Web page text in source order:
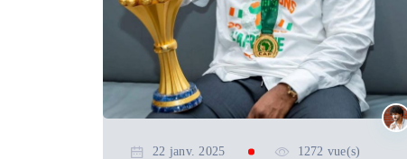
22 janv. 2025 1272 vue(s)